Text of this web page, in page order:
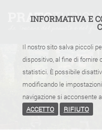
INFORMATIVA E
Il nostro sito salva piccoli
dispositivo, al fine di fornire
statistici. È possibile
modificando le
navigazione si acconsente
ACCETTO
RIFIUTO